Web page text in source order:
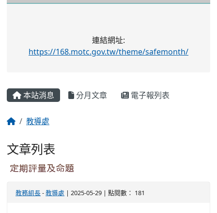
連結網址:
https://168.motc.gov.tw/theme/safemonth/
本站消息 分月文章 電子報列表
教導處
文章列表
定期評量及命題
教務組長-教導處 | 2025-05-29 | 點閱數： 181